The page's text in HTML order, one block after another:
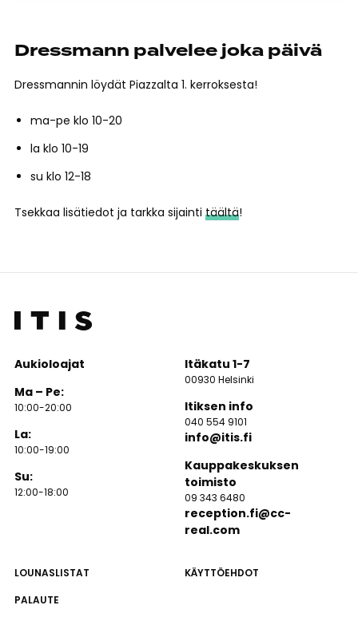
Dressmann palvelee joka päivä
Dressmannin löydät Piazzalta 1. kerroksesta!
ma-pe klo 10-20
la klo 10-19
su klo 12-18
Tsekkaa lisätiedot ja tarkka sijainti täältä!
LOUNASLISTAT
KÄYTTÖEHDOT
PALAUTE
Aukioloajat
Ma – Pe:
10:00-20:00
La:
10:00-19:00
Su:
12:00-18:00
Itäkatu 1-7
00930 Helsinki
Itiksen info
040 554 9101
info@itis.fi
Kauppakeskuksen
toimisto
09 343 6480
reception.fi@cc-
real.com